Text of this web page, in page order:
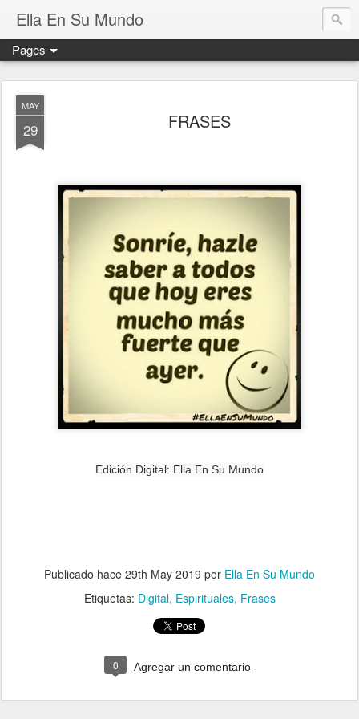
Ella En Su Mundo
Pages
MAY
29 FRASES
Edición Digital: Ella En Su Mundo
Publicado hace 29th May 2019 por Ella En Su Mundo
Etiquetas: Digital Espirituales Frases
0 Agregar un comentario